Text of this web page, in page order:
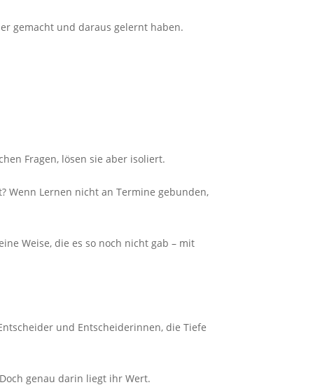
gemacht und daraus gelernt haben.
Fragen, lösen sie aber isoliert.
Wenn Lernen nicht an Termine gebunden,
Weise, die es so noch nicht gab – mit
und Entscheiderinnen, die Tiefe
genau darin liegt ihr Wert.